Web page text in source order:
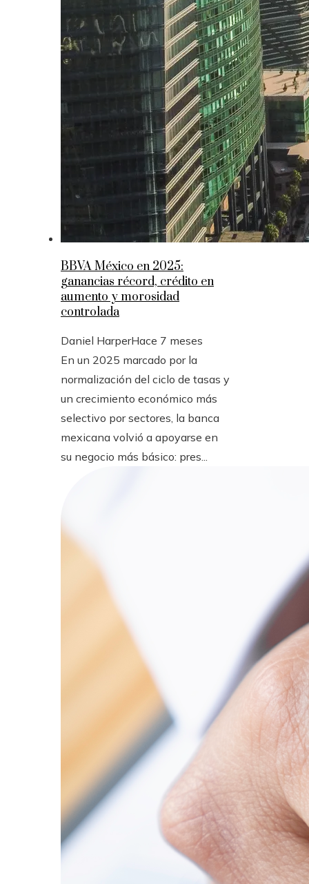
BBVA México en 2025:
ganancias récord, crédito en
aumento y morosidad
controlada
Daniel HarperHace 7 meses
En un 2025 marcado por la
normalización del ciclo de tasas y
un crecimiento económico más
selectivo por sectores, la banca
mexicana volvió a apoyarse en
su negocio más básico: pres...